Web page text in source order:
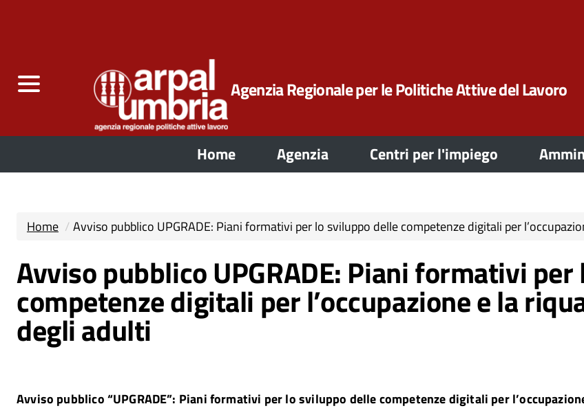
Agenzia Regionale per le Politiche Attive del Lavoro
Home Agenzia Centri per l'impiego
Home Avviso pubblico UPGRADE: Piani formativi per lo sviluppo delle competenze digitali per
Avviso pubblico UPGRADE: Piani formativi
competenze digitali per l’occupazione e la
degli adulti
Avviso pubblico “UPGRADE”: Piani formativi per lo sviluppo delle competenze digitali per